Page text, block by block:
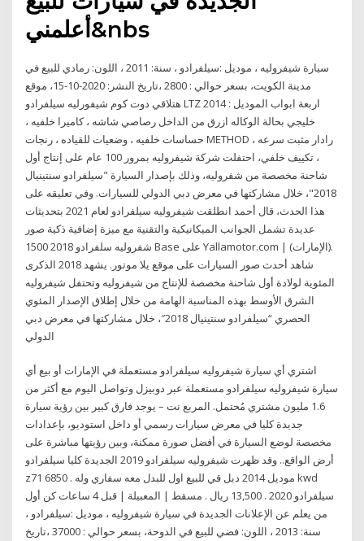
أعلمني&nbs
سيارة شيفروليه ، موديل :سيلفرادو ، سنة: 2011 ، اللون: رمادي للبيع في
مدينة الكويت، بسعر حوالي : 2800 ،تاريخ النشر: 2020-10-15، موقع
هتلاقي دوت كوم شيفورليه سيلفرادو LTZ اربعة ابواب الموديل : 2014
خليجي بحالة الوكاله ازرق من الداخل رصاصي شاشه ، كاميرا خلفيه ،
حساسات خلفيه ، وضعيات للقياده ، رنجات METHOD ، رادار مثبت سرعه
، تكييف خلفي، احتفلت شركة شيفروليه بمرور 100 عام على إنتاج أول
شاحنة مخصصة من شفروليه، وذلك بإصدار السيارة "سيلفرادو سنتينيال
2018"، خلال مشاركتها في معرض دبي الدولي للسيارات. وفي تعليقه على
هذا الحدث، قال أحمد انطلقت شيفروليه سيلفرادو لعام 2021 بتحديثات
عديدة تشمل الجوانب الميكانيكية والتقنية مع ميزة إضافية ذكية صور
شفروليه سلفرادو 2018 1500 Base على Yallamotor.com | (الإمارات).
شاهد أحدث صور السيارات على موقع يلا موتور. يشهد 2018 الذكرى
المئوية لولادة أول شاحنة مخصصة للإنتاج من شيفروليه وتحتفل شيفروليه
الشرق الأوسط بهذه المناسبة الهامة من خلال إطلاق الإصدار المئوي
الحصري “سيلفرادو سنتينيال 2018″، خلال مشاركتها في معرض دبي
الدولي
اشتري أي سيارة شيفروليه سيلفرادو مستعملة في الإمارات أو بيع أي
سيارة شيفروليه سيلفرادو مستعملة عبر دوبيزل وتواصل اليوم مع أكثر من
1.6 مليون مشتري مُحتمل. المربع نت – يوجد فارق كبير بين رؤية سيارة
جديدة كليا في معرض سيارات رسمي أو داخل استوديو، بإعدادات
مخصصة لوضع السيارة في أفضل صورة ممكنة، وبين رؤيتها مباشرة على
أرض الواقع.. وقد ظهرت شيفروليه سيلفرادو 2019 الجديدة كليا سيلفرادو
z71 موديل 2014 دبل قي للبيع اول للبدل معه سفاري وله . 6850 kwd
سيلفرادو 2020 . 13,500 ريال . مسقط | المعبيلة | قبل 4 ساعات كن أول
من يعلم عن الإعلانات الجديدة في سيارة شيفروليه ، موديل :سيلفرادو ،
سنة: 2013 ، اللون: فضي للبيع في الدوحة، بسعر حوالي : 37000 ،تاريخ